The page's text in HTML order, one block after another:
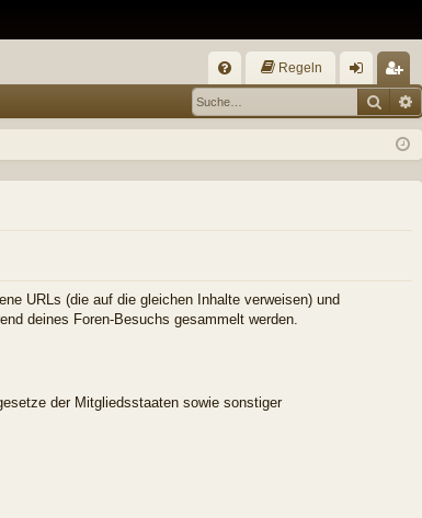
FA
Q
Regeln
m
n
eg
ist
n
Suche
URLs (die auf die gleichen Inhalte verweisen) und
deines Foren-Besuchs gesammelt werden.
der Mitgliedsstaaten sowie sonstiger